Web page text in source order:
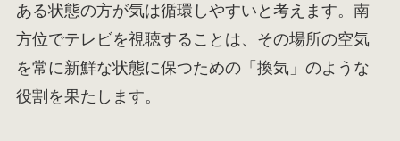
ある状態の方が気は循環しやすいと考えます。南
方位でテレビを視聴することは、その場所の空気
を常に新鮮な状態に保つための「換気」のような
役割を果たします。